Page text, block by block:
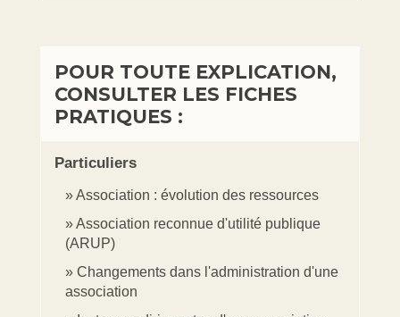
POUR TOUTE EXPLICATION,
CONSULTER LES FICHES
PRATIQUES :
Particuliers
Association : évolution des ressources
Association reconnue d'utilité publique
(ARUP)
Changements dans l'administration d'une
association